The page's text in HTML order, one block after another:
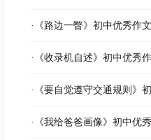
·《路边一瞥》初中优秀作
·《收录机自述》初中优秀
·《要自觉遵守交通规则》
·《我给爸爸画像》初中优